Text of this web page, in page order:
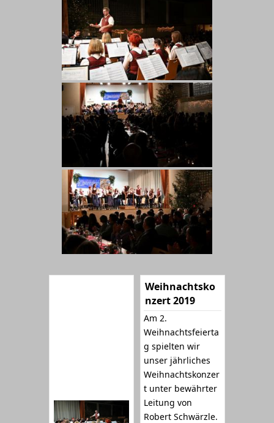
Weihnachtsko
nzert 2019
Am 2.
Weihnachtsfeierta
g spielten wir
unser jährliches
Weihnachtskonzer
t unter bewährter
Leitung von
Robert Schwärzle.